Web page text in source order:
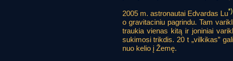
2005 m. astronautai Edvardas Lu*)
o gravitaciniu pagrindu. Tam
traukia vienas kitą ir joniniai
sukimosi trikdis. 20 t „vilkikas”
nuo kelio į Žemę.